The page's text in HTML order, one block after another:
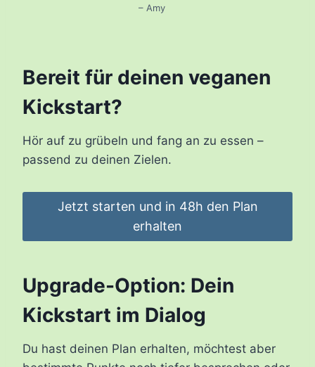
– Amy
Bereit für deinen veganen
Kickstart?
Hör auf zu grübeln und fang an zu essen –
passend zu deinen Zielen.
Jetzt starten und in 48h den Plan
erhalten
Upgrade-Option: Dein
Kickstart im Dialog
Du hast deinen Plan erhalten, möchtest aber